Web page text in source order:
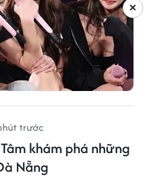
trước
khám phá những
Nẵng
×